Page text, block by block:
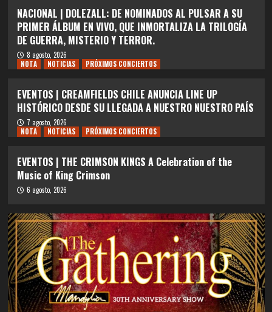
NACIONAL | DOLEZALL: DE NOMINADOS AL PULSAR A SU
PRIMER ÁLBUM EN VIVO, QUE INMORTALIZA LA TRILOGÍA
DE GUERRA, MISTERIO Y TERROR.
8 agosto, 2026
NOTA
NOTICIAS PRÓXIMOS CONCIERTOS
EVENTOS | CREAMFIELDS CHILE ANUNCIA LINE UP
HISTÓRICO DESDE SU LLEGADA A NUESTRO NUESTRO PAÍS
7 agosto, 2026
NOTA
NOTICIAS PRÓXIMOS CONCIERTOS
EVENTOS | THE CRIMSON KINGS A Celebration of the
Music of King Crimson
6 agosto, 2026